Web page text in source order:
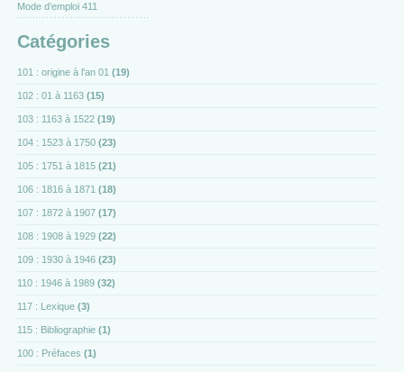
Mode d’emploi 411
Catégories
101 : origine à l'an 01 (19)
102 : 01 à 1163 (15)
103 : 1163 à 1522 (19)
104 : 1523 à 1750 (23)
105 : 1751 à 1815 (21)
106 : 1816 à 1871 (18)
107 : 1872 à 1907 (17)
108 : 1908 à 1929 (22)
109 : 1930 à 1946 (23)
110 : 1946 à 1989 (32)
117 : Lexique (3)
115 : Bibliographie (1)
100 : Préfaces (1)